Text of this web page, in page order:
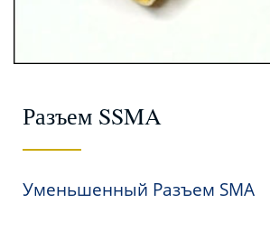
Разъем SSMA
Уменьшенный Разъем SMA